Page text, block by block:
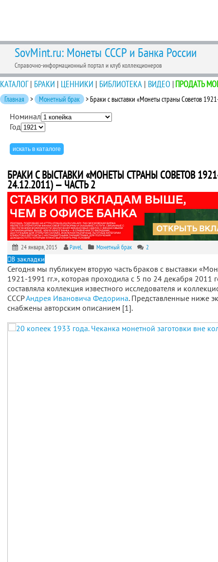
SovMint.ru: Монеты СССР и Банка России
Справочно-информационный портал и клуб коллекционеров
КАТАЛОГ| БРАКИ | ЦЕННИКИ | БИБЛИОТЕКА | ВИДЕО |ПРОДАТЬ
Главная > Монетный брак > Браки с выставки «Монеты страны Советов
Номинал
Год
БРАКИ С ВЫСТАВКИ «МОНЕТЫ СТРАНЫ СОВЕТОВ 1921-
24.12.2011) — ЧАСТЬ 2
24 января, 2015 PaveL Монетный брак 2
В закладки
Сегодня мы публикуем вторую часть браков с выставки
1921-1991 гг.», которая проходила с 5 по 24 декабря 2011
составляла коллекция известного исследователя и
СССРАндрея Ивановича Федорина. Представленные ниже
снабжены авторским описанием [1].